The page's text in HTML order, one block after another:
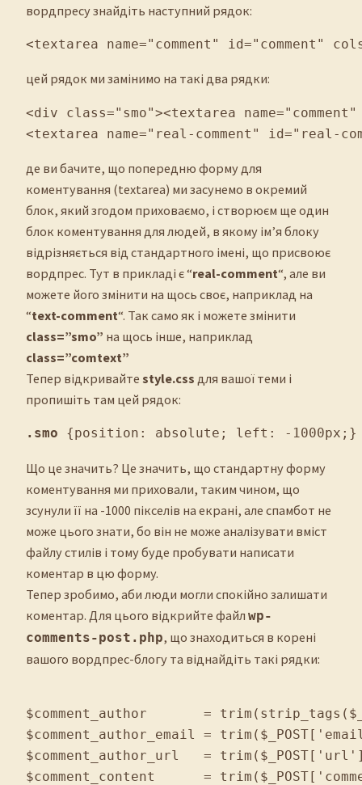
вордпресу знайдіть наступний рядок:
<textarea name="comment" id="comment"
цей рядок ми замінимо на такі два рядки:
<div class="smo"><textarea
<textarea name="real-comment" id="real-
де ви бачите, що попередню форму для
коментування (textarea) ми засунемо в окремий
блок, який згодом приховаємо, і створюєм ще один
блок коментування для людей, в якому ім’я блоку
відрізняється від стандартного імені, що присвоює
вордпрес. Тут в прикладі є “real-comment“, але ви
можете його змінити на щось своє, наприклад на
“text-comment“. Так само як і можете змінити
class=”smo” на щось інше, наприклад
class=”comtext”
Тепер відкривайте style.css для вашої теми і
пропишіть там цей рядок:
.smo {position: absolute; left: -1000px;}
Що це значить? Це значить, що стандартну форму
коментування ми приховали, таким чином, що
зсунули її на -1000 пікселів на екрані, але спамбот не
може цього знати, бо він не може аналізувати вміст
файлу стилів і тому буде пробувати написати
коментар в цю форму.
Тепер зробимо, аби люди могли спокійно залишати
коментар. Для цього відкрийте файл wp-
comments-post.php, що знаходиться в корені
вашого вордпрес-блогу та віднайдіть такі рядки:
$comment_author       =
$comment_author_email =
$comment_author_url   =
$comment_content      =